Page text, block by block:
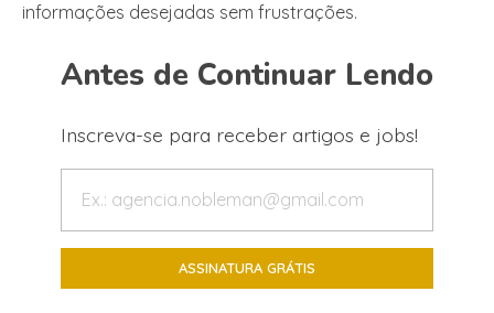
informações desejadas sem frustrações.
Antes de Continuar Lendo
Inscreva-se para receber artigos e jobs!